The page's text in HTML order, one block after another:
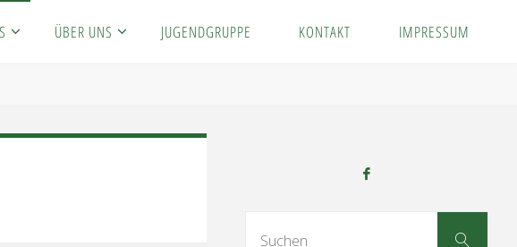
ÜBER UNS JUGENDGRUPPE KONTAKT IMPRESSUM
Suchen